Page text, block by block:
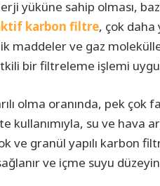
yüküne sahip olması,
karbon filtre, çok daha
maddeler ve gaz
bir filtreleme işlemi
olma oranında, pek
kullanımıyla, su ve hava
ve granül yapılı karbon
ve içme suyu